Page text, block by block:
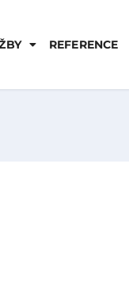
REFERENCE